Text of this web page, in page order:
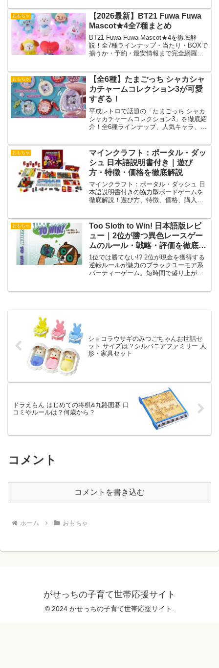
おもちゃ
【2026最新】BT21 Fuwa Fuwa
Mascot★4全7種まとめ
BT21 Fuwa Fuwa Mascot★4を徹底解
説！全7種ラインナップ・当たり・BOXで
揃うか・予約・最安情報まで完全網羅。
おもちゃ
【全6種】たまごっち シャカシャ
カチャームコレクション3が可愛
すぎる！
平成レトロで話題の「たまごっち シャカ
シャカチャームコレクション3」を徹底紹
介！全6種ラインナップ、人気キャラ、販
おもちゃ
マインクラフト：ポータル・ダッ
シュ 日本語説明書付き｜遊び
方・特徴・価格を徹底解説
マインクラフト：ポータル・ダッシュ 日
本語説明書付きの協力型ボードゲームを
徹底解説！遊び方、特徴、価格、購入先
おもちゃ
Too Sloth to Win! 日本語版レビ
ュー｜2位が勝つ異色レースゲー
ムのルール・戦略・評価を徹底解
説
1位では勝てない!? 2位が現金を獲得する
逆転ルールが魅力のブラックユーモア系
パーティーゲーム。短時間で盛り上がる
ショコラウサギのみつごちゃんお世話セ
ット サイズは？シルバニアファミリー 人
形・家具セット
ドラえもん はじめての将棋&九路囲碁 口
コミやルールは？何歳から？
コメント
コメントを書き込む
ホーム おもちゃ
がせっちの子育て世帯応援サイト
© 2024 がせっちの子育て世帯応援サイト.